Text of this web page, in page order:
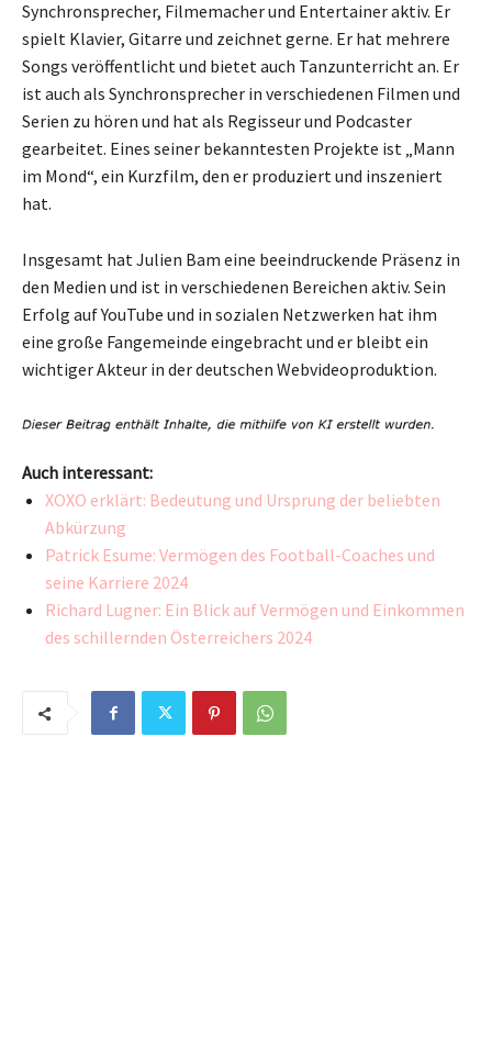
Synchronsprecher, Filmemacher und Entertainer aktiv. Er
spielt Klavier, Gitarre und zeichnet gerne. Er hat mehrere
Songs veröffentlicht und bietet auch Tanzunterricht an. Er
ist auch als Synchronsprecher in verschiedenen Filmen und
Serien zu hören und hat als Regisseur und Podcaster
gearbeitet. Eines seiner bekanntesten Projekte ist „Mann
im Mond“, ein Kurzfilm, den er produziert und inszeniert
hat.
Insgesamt hat Julien Bam eine beeindruckende Präsenz in
den Medien und ist in verschiedenen Bereichen aktiv. Sein
Erfolg auf YouTube und in sozialen Netzwerken hat ihm
eine große Fangemeinde eingebracht und er bleibt ein
wichtiger Akteur in der deutschen Webvideoproduktion.
Auch interessant:
XOXO erklärt: Bedeutung und Ursprung der beliebten
Abkürzung
Patrick Esume: Vermögen des Football-Coaches und
seine Karriere 2024
Richard Lugner: Ein Blick auf Vermögen und Einkommen
des schillernden Österreichers 2024